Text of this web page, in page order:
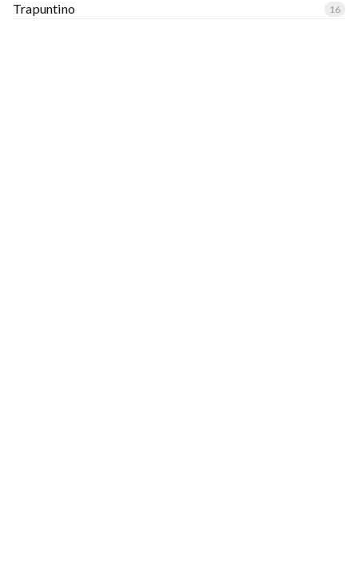
Trapuntino 16